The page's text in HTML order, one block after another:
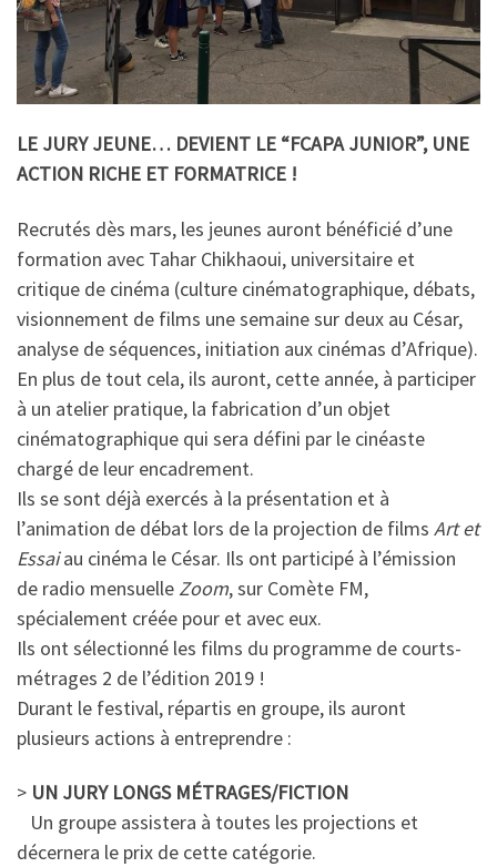
LE JURY JEUNE… DEVIENT LE “FCAPA JUNIOR”, UNE
ACTION RICHE ET FORMATRICE !
Recrutés dès mars, les jeunes auront bénéficié d’une
formation avec Tahar Chikhaoui, universitaire et
critique de cinéma (culture cinématographique, débats,
visionnement de films une semaine sur deux au César,
analyse de séquences, initiation aux cinémas d’Afrique).
En plus de tout cela, ils auront, cette année, à participer
à un atelier pratique, la fabrication d’un objet
cinématographique qui sera défini par le cinéaste
chargé de leur encadrement.
Ils se sont déjà exercés à la présentation et à
l’animation de débat lors de la projection de films Art et
Essaiau cinéma le César. Ils ont participé à l’émission
de radio mensuelle Zoom, sur Comète FM,
spécialement créée pour et avec eux.
Ils ont sélectionné les films du programme de courts-
métrages 2 de l’édition 2019 !
Durant le festival, répartis en groupe, ils auront
plusieurs actions à entreprendre :
> UN JURY LONGS MÉTRAGES/FICTION
Un groupe assistera à toutes les projections et
décernera le prix de cette catégorie.